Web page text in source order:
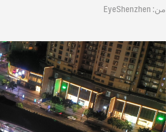
من: EyeShenzhen